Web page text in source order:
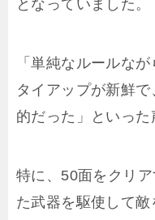
となっていました。
「単純なルールな
タイアップが新鮮
的だった」といった
特に、50面をクリ
た武器を駆使して